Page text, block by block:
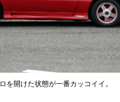
開けた状態が一番カッコイイ。